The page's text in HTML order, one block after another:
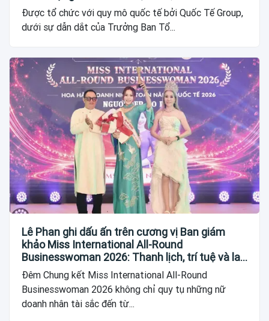
Được tổ chức với quy mô quốc tế bởi Quốc Tế Group,
dưới sự dẫn dắt của Trưởng Ban Tổ...
Lê Phan ghi dấu ấn trên cương vị Ban giám
khảo Miss International All-Round
Businesswoman 2026: Thanh lịch, trí tuệ và lan
tỏa giá trị của người phụ nữ hiện đại
Đêm Chung kết Miss International All-Round
Businesswoman 2026 không chỉ quy tụ những nữ
doanh nhân tài sắc đến từ...